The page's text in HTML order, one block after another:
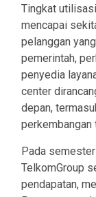
Tingkat
mencapai
pelanggan
pemerintah,
penyedia
center
depan,
Pada
TelkomGroup
pendapatan,